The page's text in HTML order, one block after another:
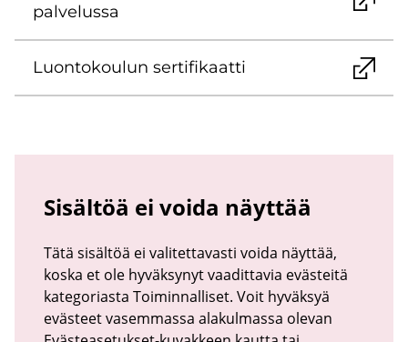
palvelussa
Luon­to­kou­lun ser­ti­fi­kaat­ti
Sisältöä ei voida näyttää
Tätä sisältöä ei valitettavasti voida näyttää,
koska et ole hyväksynyt vaadittavia evästeitä
kategoriasta Toiminnalliset. Voit hyväksyä
evästeet vasemmassa alakulmassa olevan